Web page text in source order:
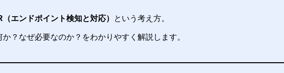
（エンドポイント検知と対応） という考え方。
？なぜ必要なのか？をわかりやすく解説します。